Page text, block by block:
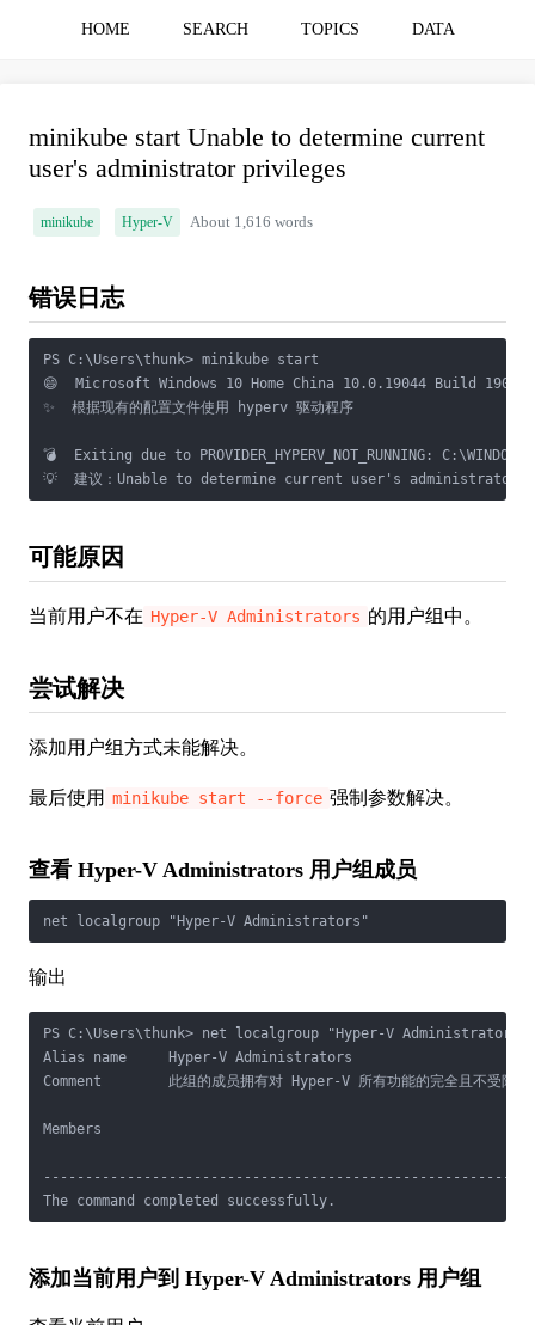
HOME SEARCH TOPICS DATA
minikube start Unable to determine current
user's administrator privileges
minikube Hyper-V About 1,616 words
错误日志
PS C:\Users\thunk> minikube start
😄  Microsoft Windows 10 Home China 10.0.19044 Build
✨  根据现有的配置文件使用 hyperv 驱动程序
💣  Exiting due to PROVIDER_HYPERV_NOT_RUNNING:
💡  建议：Unable to determine current user's administrator
可能原因
当前用户不在 Hyper-V Administrators 的用户组中。
尝试解决
添加用户组方式未能解决。
最后使用 minikube start --force 强制参数解决。
查看 Hyper-V Administrators 用户组成员
net localgroup "Hyper-V Administrators"
输出
PS C:\Users\thunk> net localgroup "Hyper-V Administrators"
Alias name     Hyper-V Administrators
Comment        此组的成员拥有对 Hyper-V 所有功能的完全且不受限制
Members
The command completed successfully.
添加当前用户到 Hyper-V Administrators 用户组